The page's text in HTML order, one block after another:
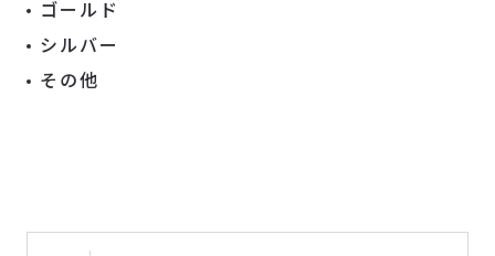
ゴールド
シルバー
その他